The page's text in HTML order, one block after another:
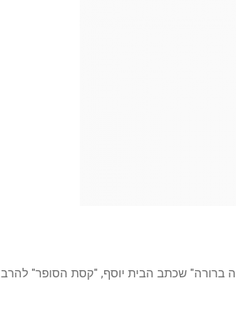
ברורה" שכתב הבית יוסף, "קסת הסופר" להרב